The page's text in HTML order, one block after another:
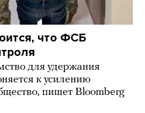
что ФСБ
для удержания
к усилению
пишет Bloomberg